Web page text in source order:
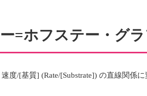
=ホフステー・グ
度/[基質] (Rate/[Substrate]) の直線関係